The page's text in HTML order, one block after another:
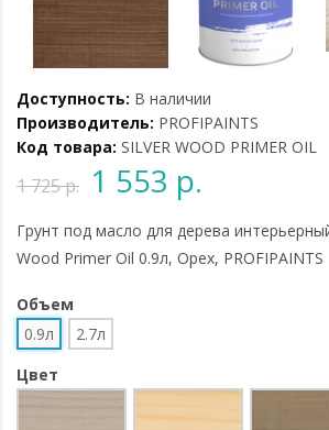
Доступность: В наличии
Производитель: PROFIPAINTS
Код товара: SILVER WOOD PRIMER OIL
1 725 р. 1 553 р.
Грунт под масло для дерева
Wood Primer Oil 0.9л, Орех, PROFIPAINTS
Объем
0.9л
2.7л
Цвет